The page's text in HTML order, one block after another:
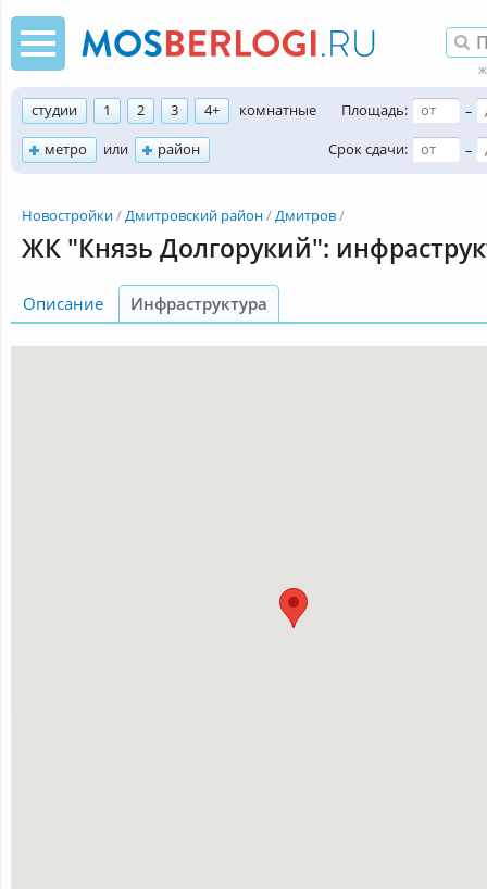
студии 1 2 3 4+
комнатные
метро
или район
Площадь:
–
Срок сдачи:
–
Новостройки Дмитровский район Дмитров
ЖК "Князь Долгорукий":
Описание Инфраструктура